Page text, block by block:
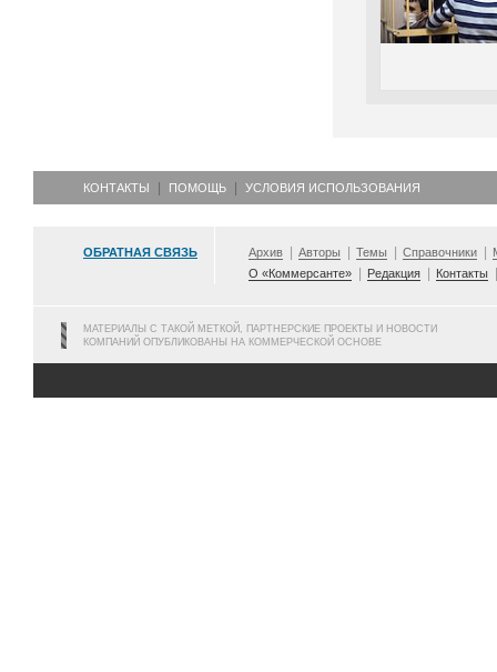
КОНТАКТЫ ПОМОЩЬ УСЛОВИЯ ИСПОЛЬЗОВАНИЯ
ОБРАТНАЯ СВЯЗЬ Архив Авторы Темы Справочники
О «Коммерсанте»
Редакция Контакты
МАТЕРИАЛЫ С ТАКОЙ МЕТКОЙ, ПАРТНЕРСКИЕ ПРОЕКТЫ И НОВОСТИ
КОМПАНИЙ ОПУБЛИКОВАНЫ НА КОММЕРЧЕСКОЙ ОСНОВЕ